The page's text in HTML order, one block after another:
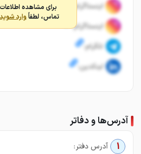
برای مشاهده اطلاعات
تماس، لطفاًوارد
اینستاگرام:
اینستاگرام:
تلگرام:
لینکدین:
آدرس‌ها و دفاتر
1
آدرس دفتر: